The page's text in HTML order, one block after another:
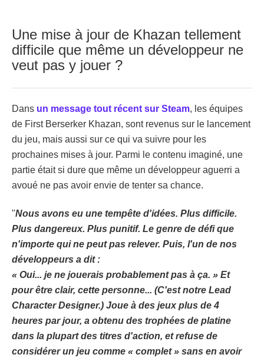
Une mise à jour de Khazan tellement
difficile que même un développeur ne
veut pas y jouer ?
Dans un message tout récent sur Steam, les équipes
de First Berserker Khazan, sont revenus sur le lancement
du jeu, mais aussi sur ce qui va suivre pour les
prochaines mises à jour. Parmi le contenu imaginé, une
partie était si dure que même un développeur aguerri a
avoué ne pas avoir envie de tenter sa chance.
"Nous avons eu une tempête d'idées. Plus difficile.
Plus dangereux. Plus punitif. Le genre de défi que
n'importe qui ne peut pas relever. Puis, l'un de nos
développeurs a dit :
« Oui... je ne jouerais probablement pas à ça. » Et
pour être clair, cette personne... (C'est notre Lead
Character Designer.) Joue à des jeux plus de 4
heures par jour, a obtenu des trophées de platine
dans la plupart des titres d'action, et refuse de
considérer un jeu comme « complet » sans en avoir